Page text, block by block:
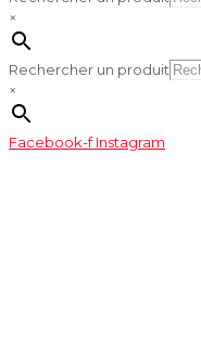
×
Rechercher un produit
×
Facebook-f Instagram